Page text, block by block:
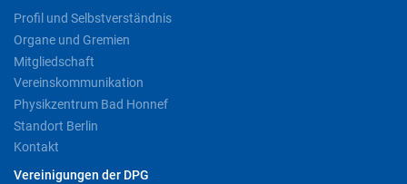
Profil und Selbstverständnis
Organe und Gremien
Mitgliedschaft
Vereinskommunikation
Physikzentrum Bad Honnef
Standort Berlin
Kontakt
Vereinigungen der DPG